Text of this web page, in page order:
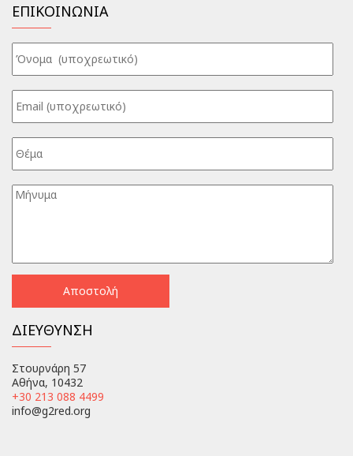
ΕΠΙΚΟΙΝΩΝΙΑ
ΔΙΕΥΘΥΝΣΗ
Στουρνάρη 57
Αθήνα, 10432
+30 213 088 4499
info@g2red.org